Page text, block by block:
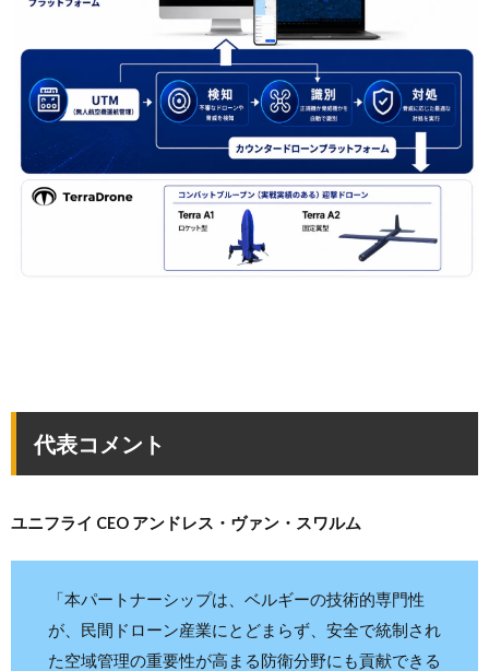
代表コメント
ユニフライ CEO アンドレス・ヴァン・スワルム
「本パートナーシップは、ベルギーの技術的専門性
が、民間ドローン産業にとどまらず、安全で統制され
た空域管理の重要性が高まる防衛分野にも貢献できる